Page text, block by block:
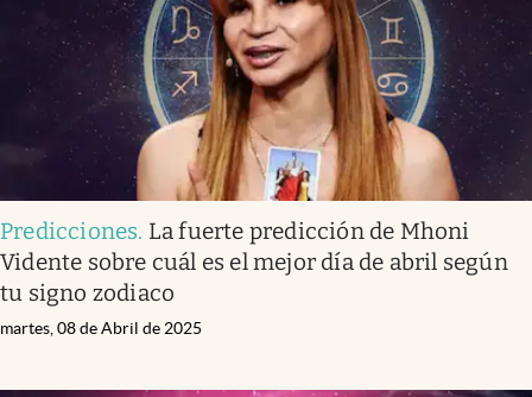
Predicciones. La fuerte predicción de Mhoni
Vidente sobre cuál es el mejor día de abril según
tu signo zodiaco
martes, 08 de Abril de 2025